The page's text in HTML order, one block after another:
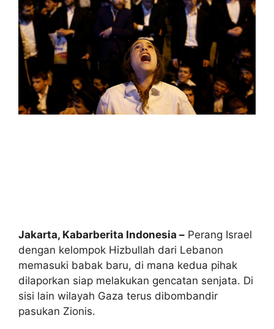
Jakarta, Kabarberita Indonesia – Perang Israel
dengan kelompok Hizbullah dari Lebanon
memasuki babak baru, di mana kedua pihak
dilaporkan siap melakukan gencatan senjata. Di
sisi lain wilayah Gaza terus dibombandir
pasukan Zionis.